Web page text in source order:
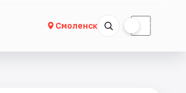
Смоленск ☾